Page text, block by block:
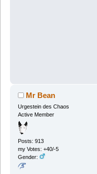
Mr Bean
Urgestein des Chaos
Active Member
Posts: 913
my Votes: +40/-5
Gender: